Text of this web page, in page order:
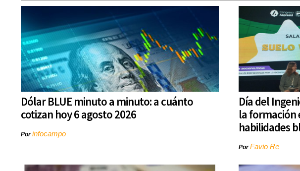
Dólar BLUE minuto a minuto: a cuánto
cotizan hoy 6 agosto 2026
Porinfocampo
Día del
la formación
habilidades
PorFavio Re